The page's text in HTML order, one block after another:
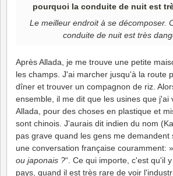
Le meilleur endroit à se décomposer.
conduite de nuit est très
Après Allada, je me trouve une petite
les champs. J'ai marcher jusqu'à la route
dîner et trouver un compagnon de riz.
ensemble, il me dit que les usines que j'ai
Allada, pour des choses en plastique et
sont chinois. J'aurais dit indien du nom
pas grave quand les gens me demandent
une conversation française couramment: »
ou japonais ?“. Ce qui importe, c'est qu'il
pays, quand il est très rare de voir